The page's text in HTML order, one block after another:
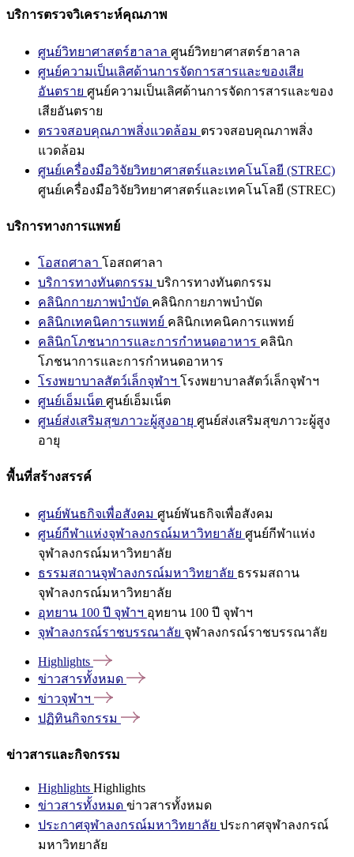
บริการตรวจวิเคราะห์คุณภาพ
ศูนย์วิทยาศาสตร์ฮาลาล ศูนย์วิทยาศาสตร์ฮาลาล
ศูนย์ความเป็นเลิศด้านการจัดการสารและของเสีย
อันตราย ศูนย์ความเป็นเลิศด้านการจัดการสารและของ
เสียอันตราย
ตรวจสอบคุณภาพสิ่งแวดล้อม ตรวจสอบคุณภาพสิ่ง
แวดล้อม
ศูนย์เครื่องมือวิจัยวิทยาศาสตร์และเทคโนโลยี (STREC)
ศูนย์เครื่องมือวิจัยวิทยาศาสตร์และเทคโนโลยี (STREC)
บริการทางการแพทย์
โอสถศาลา โอสถศาลา
บริการทางทันตกรรม บริการทางทันตกรรม
คลินิกกายภาพบำบัด คลินิกกายภาพบำบัด
คลินิกเทคนิคการแพทย์ คลินิกเทคนิคการแพทย์
คลินิกโภชนาการและการกำหนดอาหาร คลินิก
โภชนาการและการกำหนดอาหาร
โรงพยาบาลสัตว์เล็กจุฬาฯ โรงพยาบาลสัตว์เล็กจุฬาฯ
ศูนย์เอ็มเน็ต ศูนย์เอ็มเน็ต
ศูนย์ส่งเสริมสุขภาวะผู้สูงอายุ ศูนย์ส่งเสริมสุขภาวะผู้สูง
อายุ
พื้นที่สร้างสรรค์
ศูนย์พันธกิจเพื่อสังคม ศูนย์พันธกิจเพื่อสังคม
ศูนย์กีฬาแห่งจุฬาลงกรณ์มหาวิทยาลัย ศูนย์กีฬาแห่ง
จุฬาลงกรณ์มหาวิทยาลัย
ธรรมสถานจุฬาลงกรณ์มหาวิทยาลัย ธรรมสถาน
จุฬาลงกรณ์มหาวิทยาลัย
อุทยาน 100 ปี จุฬาฯ อุทยาน 100 ปี จุฬาฯ
จุฬาลงกรณ์ราชบรรณาลัย จุฬาลงกรณ์ราชบรรณาลัย
Highlights
ข่าวสารทั้งหมด
ข่าวจุฬาฯ
ปฏิทินกิจกรรม
ข่าวสารและกิจกรรม
Highlights Highlights
ข่าวสารทั้งหมด ข่าวสารทั้งหมด
ประกาศจุฬาลงกรณ์มหาวิทยาลัย ประกาศจุฬาลงกรณ์
มหาวิทยาลัย